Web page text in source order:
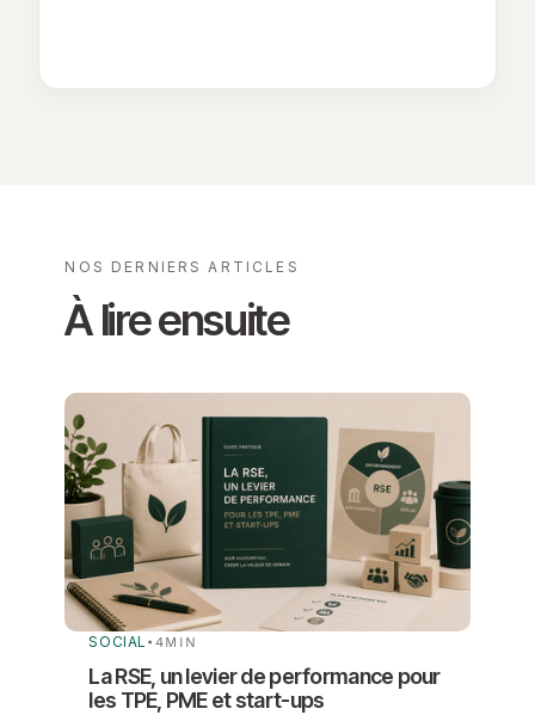
NOS DERNIERS ARTICLES
À lire ensuite
SOCIAL • 4MIN
La RSE, un levier de performance pour
les TPE, PME et start-ups